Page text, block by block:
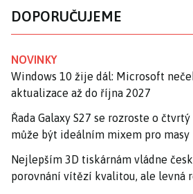
DOPORUČUJEME
NOVINKY
Windows 10 žije dál: Microsoft
aktualizace až do října 2027
Řada Galaxy S27 se rozroste o
může být ideálním mixem pro
Nejlepším 3D tiskárnám vládne
porovnání vítězí kvalitou, ale levná